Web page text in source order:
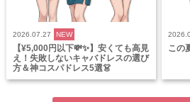
2026.07.27 NEW
【¥5,000円以下💸✨】安くても高見
え！失敗しないキャバドレスの選び
方＆神コスパドレス5選👗
この